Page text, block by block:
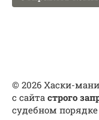
© 2026 Хаски-
с сайта строго
судебном порядке